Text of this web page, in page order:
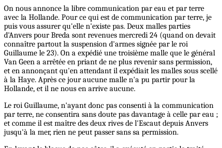
On nous annonce la libre communication par eau et par terre
avec la Hollande. Pour ce qui est de communication par terre, je
puis vous assurer qu'elle n'existe pas. Deux malles parties
d'Anvers pour Breda sont revenues mercredi 24 (quand on devait
connaître partout la suspension d'armes signée par le roi
Guillaume le 23). On a expédié une troisième malle que le général
Van Geen a arrêtée en priant de ne plus revenir sans permission,
et en annonçant qu'en attendant il expédiait les malles sous scellé
à la Haye. Après ce jour aucune malle n'a pu partir pour la
Hollande, et il ne nous en arrive aucune.
Le roi Guillaume, n'ayant donc pas consenti à la communication
par terre, ne consentira sans doute pas davantage à celle par eau ;
et comme il est maître des deux rives de l'Escaut depuis Anvers
jusqu'à la mer, rien ne peut passer sans sa permission.